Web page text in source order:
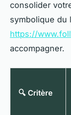
consolider
symbolique du
https://
accompagner.
🔍 Critère